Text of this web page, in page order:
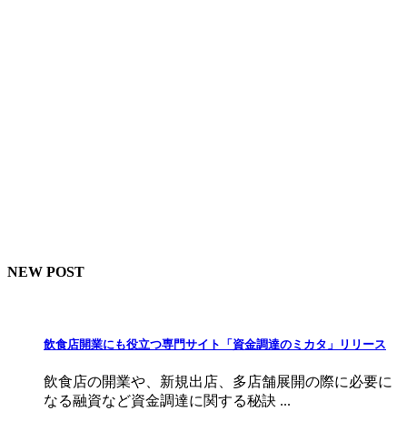
NEW POST
飲食店開業にも役立つ専門サイト「資金調達のミカタ」リリース
飲食店の開業や、新規出店、多店舗展開の際に必要に
なる融資など資金調達に関する秘訣 ...